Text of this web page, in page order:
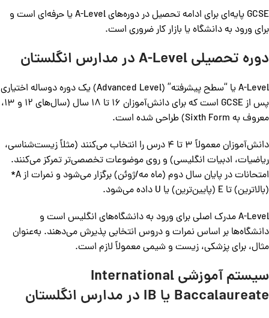
GCSE پایه‌ای برای ادامه تحصیل در دوره‌های A-Level یا حرفه‌ای است و
برای ورود به دانشگاه یا بازار کار ضروری است.
دوره تحصیلی A-Level در مدارس انگلستان
A-Level یا “سطح پیشرفته” (Advanced Level) یک دوره دوساله اختیاری
پس از GCSE است که برای دانش‌آموزان 16 تا 18 سال (سال‌های 12 و 13،
معروف به Sixth Form) طراحی شده است.
دانش‌آموزان معمولاً 3 تا 4 درس را انتخاب می‌کنند (مثلاً زیست‌شناسی،
ریاضیات، ادبیات انگلیسی) و روی موضوعات تخصصی‌تر تمرکز می‌کنند.
امتحانات در پایان سال دوم (ماه مه/ژوئن) برگزار می‌شود و نمرات از A*
(بالاترین) تا E (پایین‌ترین) یا U داده می‌شود.
A-Level مدرک اصلی برای ورود به دانشگاه‌های انگلیس است و
دانشگاه‌ها بر اساس نمرات و دروس انتخابی پذیرش می‌دهند. به‌عنوان
مثال، برای پزشکی، زیست و شیمی معمولاً لازم است.
سیستم آموزشی International
Baccalaureate یا IB در مدارس انگلستان